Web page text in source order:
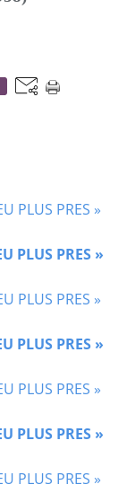
PLUS PRES »
PLUS PRES »
PLUS PRES »